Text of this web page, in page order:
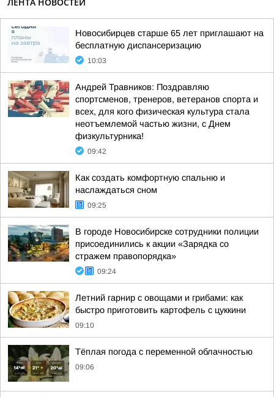
Новосибирцев старше 65 лет приглашают на
бесплатную диспансеризацию
10:03
Андрей Травников: Поздравляю
спортсменов, тренеров, ветеранов спорта и
всех, для кого физическая культура стала
неотъемлемой частью жизни, с Днем
физкультурника!
09:42
Как создать комфортную спальню и
наслаждаться сном
09:25
В городе Новосибирске сотрудники полиции
присоединились к акции «Зарядка со
стражем правопорядка»
09:24
Летний гарнир с овощами и грибами: как
быстро приготовить картофель с цуккини
09:10
Тёплая погода с переменной облачностью
09:06